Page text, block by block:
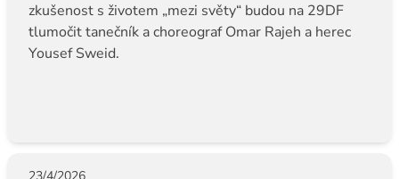
zkušenost s životem „mezi světy“ budou na 29DF
tlumočit tanečník a choreograf Omar Rajeh a herec
Yousef Sweid.